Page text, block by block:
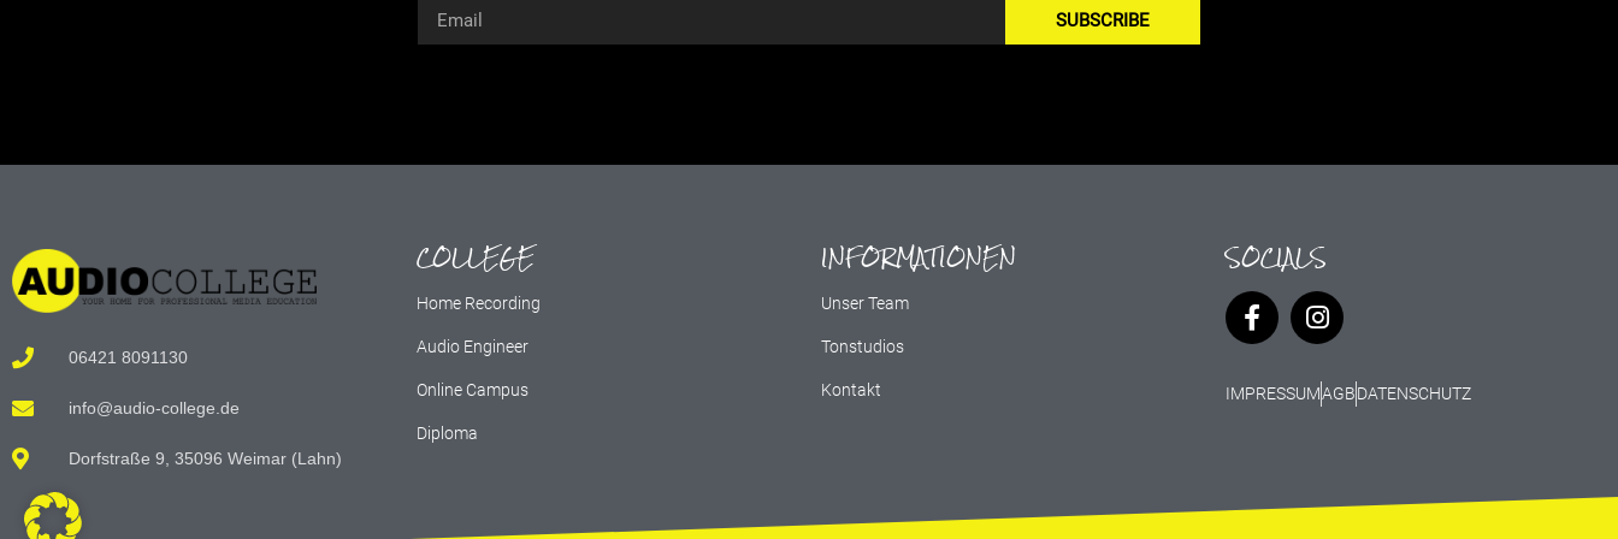
SUBSCRIBE
06421 8091130
info@audio-college.de
Dorfstraße 9, 35096 Weimar (Lahn)
COLLEGE
Home Recording
Audio Engineer
Online Campus
Diploma
INFORMATIONEN
Unser Team
Tonstudios
Kontakt
SOCIALS
IMPRESSUMAGBDATENSCHUTZ